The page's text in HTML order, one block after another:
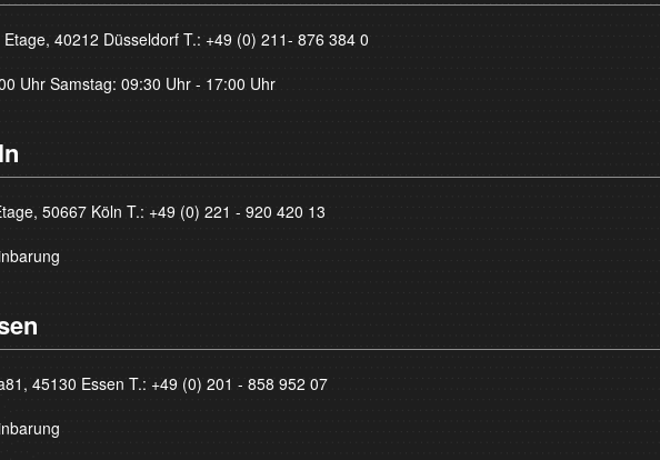
40212 Düsseldorf T.: +49 (0) 211- 876 384 0
Uhr Samstag: 09:30 Uhr - 17:00 Uhr
50667 Köln T.: +49 (0) 221 - 920 420 13
45130 Essen T.: +49 (0) 201 - 858 952 07